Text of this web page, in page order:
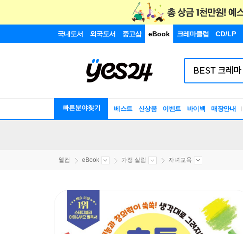
국내도서 외국도서 중고샵 eBook 크레마클럽 CD/LP
빠른분야찾기 베스트 신상품 이벤트 바이백 매장안내
웰컴 eBook 가정 살림 자녀교육